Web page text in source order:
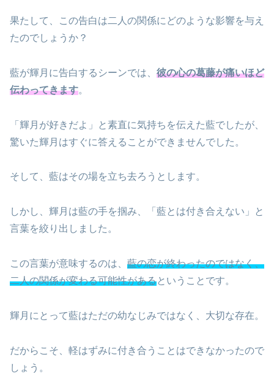
果たして、この告白は二人の関係にどのような影響を与え
たのでしょうか？
藍が輝月に告白するシーンでは、 彼の心の葛藤が痛いほど
伝わってきます。
「輝月が好きだよ」と素直に気持ちを伝えた藍でしたが、
驚いた輝月はすぐに答えることができませんでした。
そして、藍はその場を立ち去ろうとします。
しかし、輝月は藍の手を掴み、「藍とは付き合えない」と
言葉を絞り出しました。
この言葉が意味するのは、 藍の恋が終わったのではなく、
二人の関係が変わる可能性があるということです。
輝月にとって藍はただの幼なじみではなく、大切な存在。
だからこそ、軽はずみに付き合うことはできなかったので
しょう。